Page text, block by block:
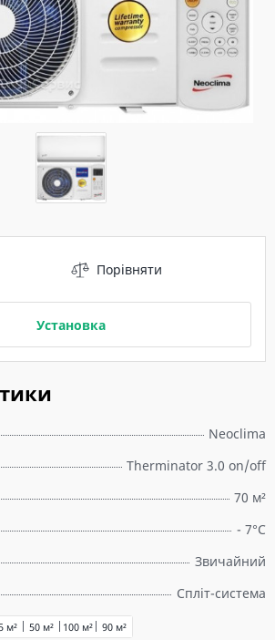
Neoclima
Therminator 3.0 on/off
70 м²
- 7°C
Звичайний
Спліт-система
м² 50 м² 100 м² 90 м²
Порівняти
Установка